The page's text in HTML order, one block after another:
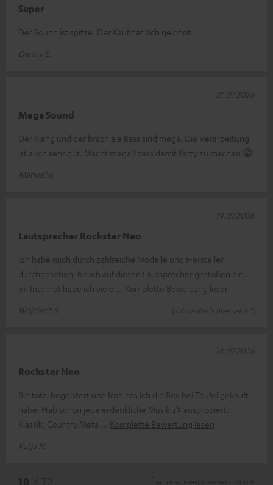
Super
Der Sound ist spitze. Der Kauf hat sich gelohnt.
Danny E.
Mega Sound
Der Klang und der brachiale Bass sind mega. Die Verarbeitung
ist auch sehr gut. Macht mega Spass damit Party zu machen 😁
Manuel v.
21.07.2026
Lautsprecher Rockster Neo
Ich habe mich durch zahlreiche Modelle und Hersteller
durchgesehen, bis ich auf diesen Lautsprecher gestoßen bin.
Im Internet habe ich viele
Komplette Bewertung lesen
Wojciech S.
(automatisch übersetzt *)
19.07.2026
Rockster Neo
Bin total begeistert und froh das ich die Box bei Teufel gekauft
habe. Hab schon jede erdenkliche Musik 🎶 ausprobiert.
Klassik, Country,Meta
Komplette Bewertung lesen
Katja N.
14.07.2026